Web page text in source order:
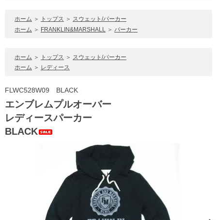
ホーム ＞ トップス ＞ スウェット/パーカー
ホーム ＞ FRANKLIN&MARSHALL ＞ パーカー
ホーム ＞ トップス ＞ スウェット/パーカー
ホーム ＞ レディース
FLWC528W09 BLACK
エンブレムプルオーバー
レディースパーカー
BLACK